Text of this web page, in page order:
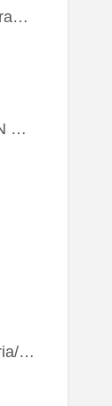
Kost Harian Kota Surabaya “Sierra Kost”
KOST BA MANUKAN SBY BRT
Kost Cowok/Putra/Pria/Mahasiswa/Karyawan SIngle eksklusif bangunan baru